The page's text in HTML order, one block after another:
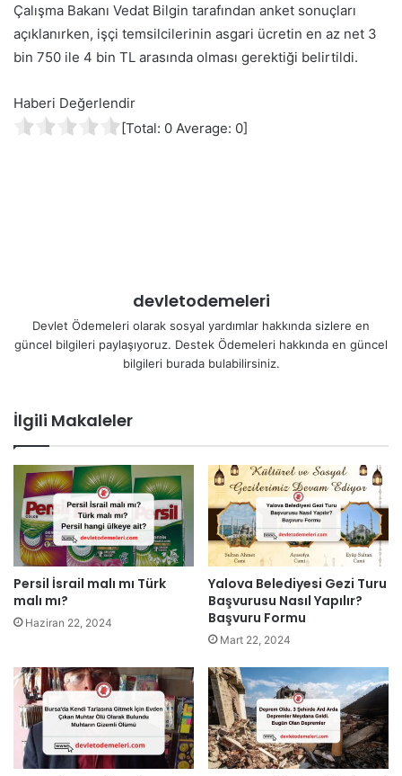
Çalışma Bakanı Vedat Bilgin tarafından anket sonuçları
açıklanırken, işçi temsilcilerinin asgari ücretin en az net 3
bin 750 ile 4 bin TL arasında olması gerektiği belirtildi.
Haberi Değerlendir
[Total: 0 Average: 0]
devletodemeleri
Devlet Ödemeleri olarak sosyal yardımlar hakkında sizlere en
güncel bilgileri paylaşıyoruz. Destek Ödemeleri hakkında en güncel
bilgileri burada bulabilirsiniz.
İlgili Makaleler
Persil İsrail malı mı Türk
malı mı?
Haziran 22, 2024
Yalova Belediyesi Gezi Turu
Başvurusu Nasıl Yapılır?
Başvuru Formu
Mart 22, 2024